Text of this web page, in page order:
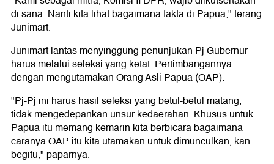
di sana. Nanti kita lihat bagaimana fakta di Papua," terang
Junimart.
Junimart lantas menyinggung penunjukan Pj Gubernur
harus melalui seleksi yang ketat. Pertimbangannya
dengan mengutamakan Orang Asli Papua (OAP).
"Pj-Pj ini harus hasil seleksi yang betul-betul matang,
tidak mengedepankan unsur kedaerahan. Khusus untuk
Papua itu memang kemarin kita berbicara bagaimana
caranya OAP itu kita utamakan untuk dimunculkan, kan
begitu," paparnya.